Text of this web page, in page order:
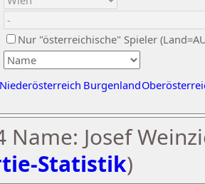
Nur "österreichische" Spieler
Niederösterreich Burgenland
Name: Josef
Statistik)